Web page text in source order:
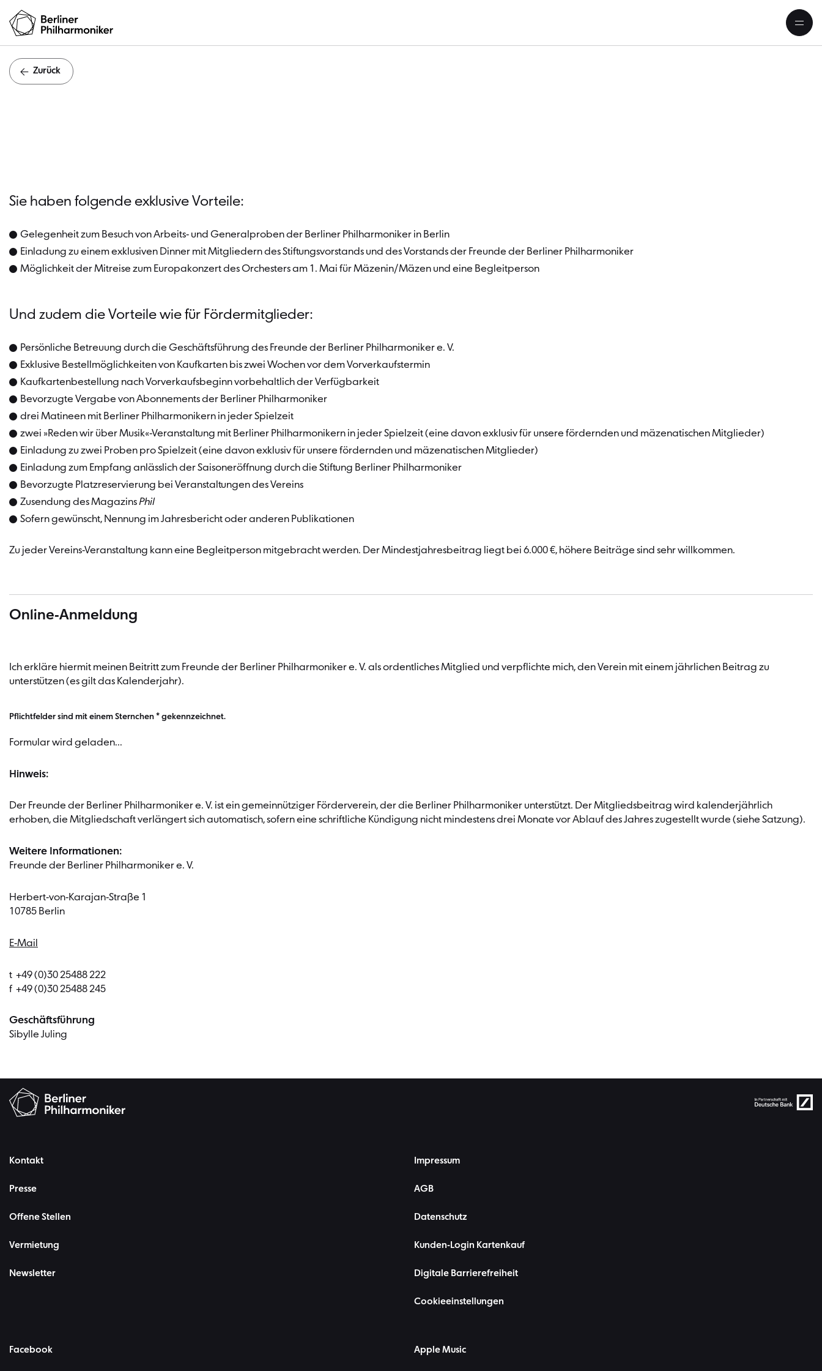
Zurück
Sie haben folgende exklusive Vorteile:
Gelegenheit zum Besuch von Arbeits- und Generalproben der Berliner Philharmoniker in Berlin
Einladung zu einem exklusiven Dinner mit Mitgliedern des Stiftungsvorstands und des Vorstands der Freunde der Berliner Philharmoniker
Möglichkeit der Mitreise zum Europakonzert des Orchesters am 1. Mai für Mäzenin/Mäzen und eine Begleitperson
Und zudem die Vorteile wie für Fördermitglieder:
Persönliche Betreuung durch die Geschäftsführung des Freunde der Berliner Philharmoniker e. V.
Exklusive Bestellmöglichkeiten von Kaufkarten bis zwei Wochen vor dem Vorverkaufstermin
Kaufkartenbestellung nach Vorverkaufsbeginn vorbehaltlich der Verfügbarkeit
Bevorzugte Vergabe von Abonnements der Berliner Philharmoniker
drei Matineen mit Berliner Philharmonikern in jeder Spielzeit
zwei »Reden wir über Musik«-Veranstaltung mit Berliner Philharmonikern in jeder Spielzeit (eine davon exklusiv für unsere fördernden und mäzenatischen Mitglieder)
Einladung zu zwei Proben pro Spielzeit (eine davon exklusiv für unsere fördernden und mäzenatischen Mitglieder)
Einladung zum Empfang anlässlich der Saisoneröffnung durch die Stiftung Berliner Philharmoniker
Bevorzugte Platzreservierung bei Veranstaltungen des Vereins
Zusendung des MagazinsPhil
Sofern gewünscht, Nennung im Jahresbericht oder anderen Publikationen
Zu jeder Vereins-Veranstaltung kann eine Begleitperson mitgebracht werden. Der Mindestjahresbeitrag liegt bei 6.000 €, höhere Beiträge sind sehr willkommen.
Online-Anmeldung
Ich erkläre hiermit meinen Beitritt zum Freunde der Berliner Philharmoniker e. V. als ordentliches Mitglied und verpflichte mich, den Verein mit einem jährlichen Beitrag zu
unterstützen (es gilt das Kalenderjahr).
Pflichtfelder sind mit einem Sternchen * gekennzeichnet.
Formular wird geladen...
Hinweis:
Der Freunde der Berliner Philharmoniker e. V. ist ein gemeinnütziger Förderverein, der die Berliner Philharmoniker unterstützt. Der Mitgliedsbeitrag wird kalenderjährlich
erhoben, die Mitgliedschaft verlängert sich automatisch, sofern eine schriftliche Kündigung nicht mindestens drei Monate vor Ablauf des Jahres zugestellt wurde (siehe Satzung).
Weitere Informationen:
Freunde der Berliner Philharmoniker e. V.
Herbert-von-Karajan-Straße 1
10785 Berlin
E-Mail
t +49 (0)30 25488 222
f +49 (0)30 25488 245
Geschäftsführung
Sibylle Juling
Kontakt
Presse
Offene Stellen
Vermietung
Newsletter
Impressum
AGB
Datenschutz
Kunden-Login Kartenkauf
Digitale Barrierefreiheit
Cookieeinstellungen
Facebook Apple Music